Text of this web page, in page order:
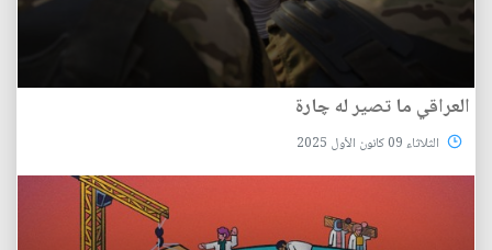
العراقي‭ ‬ما‭ ‬تصير‭ ‬له‭ ‬چارة
الثلاثاء 09 كانون الأول 2025